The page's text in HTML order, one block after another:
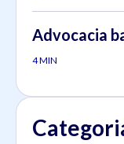
Advocacia
4 MIN